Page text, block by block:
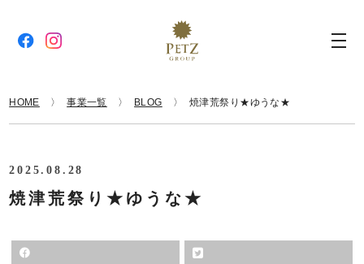
HOME 事業一覧 BLOG 焼津荒祭り★ゆうな★
2025.08.28
焼津荒祭り★ゆうな★